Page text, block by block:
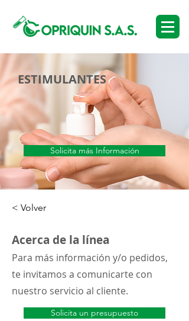
ESTIMULANTES
Solicita más Información
< Volver
Acerca de la línea
Para más información y/o pedidos,
te invitamos a comunicarte con
nuestro servicio al cliente.
Solicita un presupuesto